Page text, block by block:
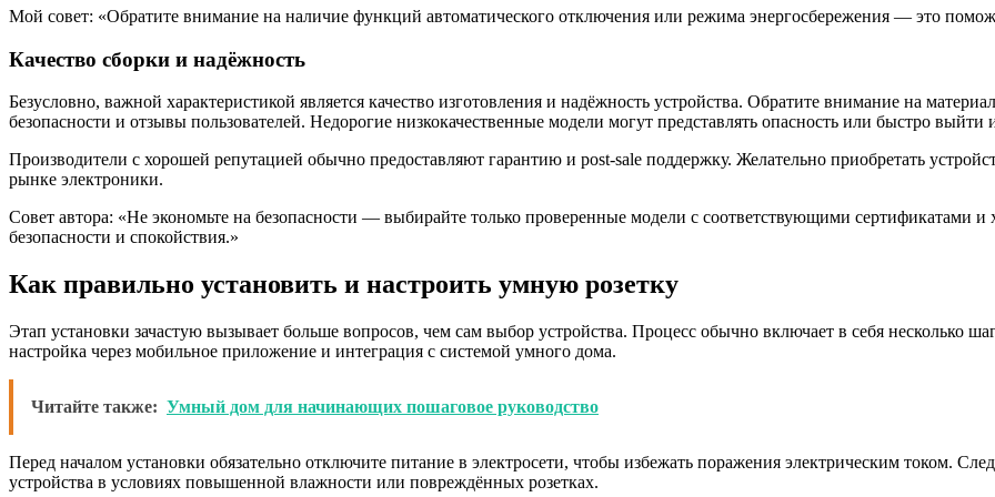
Мой совет: «Обратите внимание на наличие функций автоматического отключения или режима энергосбережения — это
Качество сборки и надёжность
Безусловно, важной характеристикой является качество изготовления и надёжность устройства. Обратите внимание на
безопасности и отзывы пользователей. Недорогие низкокачественные модели могут представлять опасность или быстро выйти
Производители с хорошей репутацией обычно предоставляют гарантию и post-sale поддержку. Желательно приобретать
рынке электроники.
Совет автора: «Не экономьте на безопасности — выбирайте только проверенные модели с соответствующими сертификатами
безопасности и спокойствия.»
Как правильно установить и настроить умную розетку
Этап установки зачастую вызывает больше вопросов, чем сам выбор устройства. Процесс обычно включает в себя несколько
настройка через мобильное приложение и интеграция с системой умного дома.
Читайте также: Умный дом для начинающих пошаговое руководство
Перед началом установки обязательно отключите питание в электросети, чтобы избежать поражения электрическим током.
устройства в условиях повышенной влажности или повреждённых розетках.